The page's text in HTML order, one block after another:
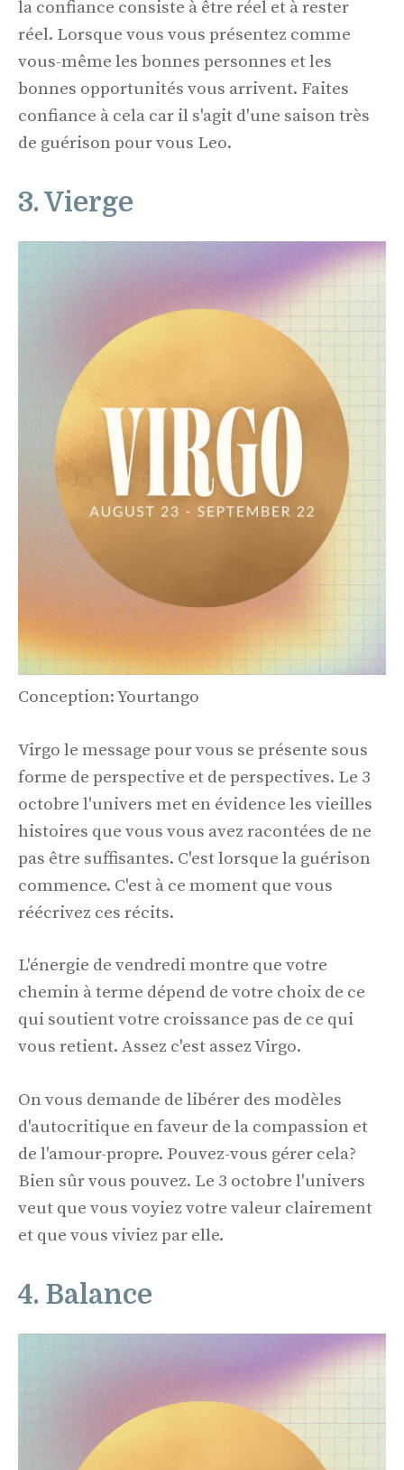
la confiance consiste à être réel et à rester
réel. Lorsque vous vous présentez comme
vous-même les bonnes personnes et les
bonnes opportunités vous arrivent. Faites
confiance à cela car il s'agit d'une saison très
de guérison pour vous Leo.
3. Vierge
Conception: Yourtango
Virgo le message pour vous se présente sous
forme de perspective et de perspectives. Le 3
octobre l'univers met en évidence les vieilles
histoires que vous vous avez racontées de ne
pas être suffisantes. C'est lorsque la guérison
commence. C'est à ce moment que vous
réécrivez ces récits.
L'énergie de vendredi montre que votre
chemin à terme dépend de votre choix de ce
qui soutient votre croissance pas de ce qui
vous retient. Assez c'est assez Virgo.
On vous demande de libérer des modèles
d'autocritique en faveur de la compassion et
de l'amour-propre. Pouvez-vous gérer cela?
Bien sûr vous pouvez. Le 3 octobre l'univers
veut que vous voyiez votre valeur clairement
et que vous viviez par elle.
4. Balance